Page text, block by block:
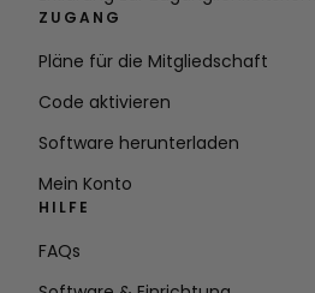
ZUGANG
Pläne für die Mitgliedschaft
Code aktivieren
Software herunterladen
Mein Konto
HILFE
FAQs